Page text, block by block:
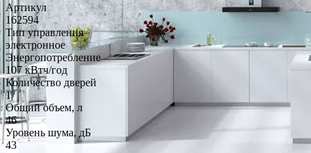
Артикул
162594
Тип управления
электронное
Энергопотребление
107 кВтч/год
Количество дверей
1
Общий объем, л
46
Уровень шума, дБ
43